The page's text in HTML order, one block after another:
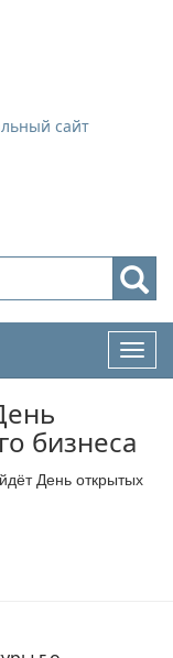
бизнеса
День открытых